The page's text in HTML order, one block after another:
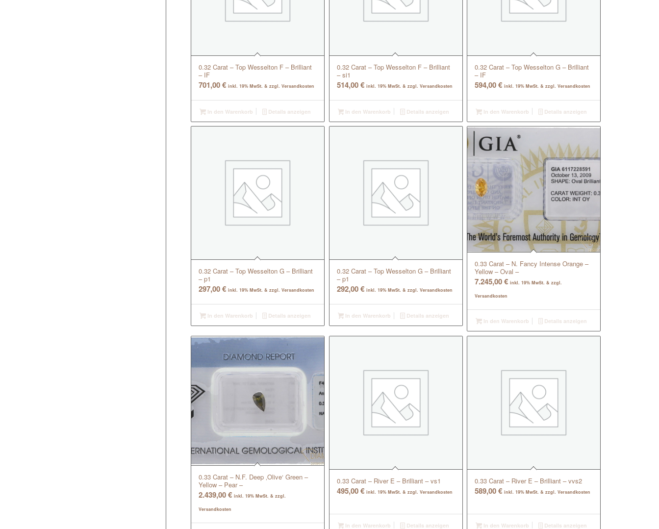
0.32 Carat – Top Wesselton F – Brilliant
– IF
701,00€ inkl. 19% MwSt. & zzgl. Versandkosten
In den Warenkorb Details anzeigen
0.32 Carat – Top Wesselton F – Brilliant
– si1
514,00€ inkl. 19% MwSt. & zzgl. Versandkosten
In den Warenkorb Details anzeigen
0.32 Carat – Top Wesselton G – Brilliant
– IF
594,00€ inkl. 19% MwSt. & zzgl. Versandkosten
In den Warenkorb Details anzeigen
0.32 Carat – Top Wesselton G – Brilliant
– p1
297,00€ inkl. 19% MwSt. & zzgl. Versandkosten
In den Warenkorb Details anzeigen
0.32 Carat – Top Wesselton G – Brilliant
– p1
292,00€ inkl. 19% MwSt. & zzgl. Versandkosten
In den Warenkorb Details anzeigen
0.33 Carat – N. Fancy Intense Orange –
Yellow – Oval –
7.245,00€ inkl. 19% MwSt. & zzgl.
Versandkosten
In den Warenkorb Details anzeigen
0.33 Carat – N.F. Deep ‚Olive‘ Green –
Yellow – Pear –
2.439,00€ inkl. 19% MwSt. & zzgl.
Versandkosten
0.33 Carat – River E – Brilliant – vs1
495,00€ inkl. 19% MwSt. & zzgl. Versandkosten
In den Warenkorb Details anzeigen
0.33 Carat – River E – Brilliant – vvs2
589,00€ inkl. 19% MwSt. & zzgl. Versandkosten
In den Warenkorb Details anzeigen